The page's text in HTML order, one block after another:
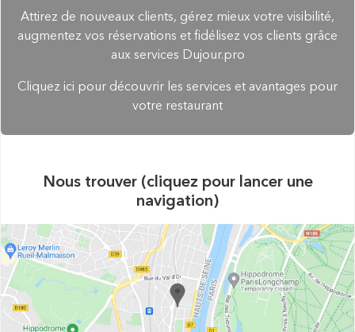
Attirez de nouveaux clients, gérez mieux votre visibilité,
augmentez vos réservations et fidélisez vos clients grâce
aux services Dujour.pro
Cliquez ici pour découvrir les services et avantages pour
votre restaurant
Nous trouver (cliquez pour lancer une
navigation)